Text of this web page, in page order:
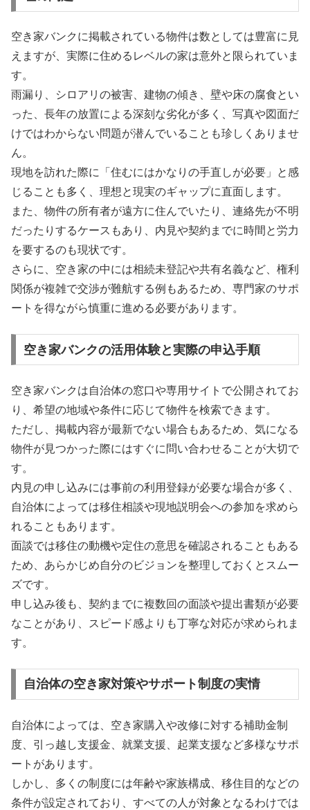
空き家バンクに掲載されている物件は数としては豊富に見
えますが、実際に住めるレベルの家は意外と限られていま
す。
雨漏り、シロアリの被害、建物の傾き、壁や床の腐食とい
った、長年の放置による深刻な劣化が多く、写真や図面だ
けではわからない問題が潜んでいることも珍しくありませ
ん。
現地を訪れた際に「住むにはかなりの手直しが必要」と感
じることも多く、理想と現実のギャップに直面します。
また、物件の所有者が遠方に住んでいたり、連絡先が不明
だったりするケースもあり、内見や契約までに時間と労力
を要するのも現状です。
さらに、空き家の中には相続未登記や共有名義など、権利
関係が複雑で交渉が難航する例もあるため、専門家のサポ
ートを得ながら慎重に進める必要があります。
空き家バンクの活用体験と実際の申込手順
空き家バンクは自治体の窓口や専用サイトで公開されてお
り、希望の地域や条件に応じて物件を検索できます。
ただし、掲載内容が最新でない場合もあるため、気になる
物件が見つかった際にはすぐに問い合わせることが大切で
す。
内見の申し込みには事前の利用登録が必要な場合が多く、
自治体によっては移住相談や現地説明会への参加を求めら
れることもあります。
面談では移住の動機や定住の意思を確認されることもある
ため、あらかじめ自分のビジョンを整理しておくとスムー
ズです。
申し込み後も、契約までに複数回の面談や提出書類が必要
なことがあり、スピード感よりも丁寧な対応が求められま
す。
自治体の空き家対策やサポート制度の実情
自治体によっては、空き家購入や改修に対する補助金制
度、引っ越し支援金、就業支援、起業支援など多様なサポ
ートがあります。
しかし、多くの制度には年齢や家族構成、移住目的などの
条件が設定されており、すべての人が対象となるわけでは